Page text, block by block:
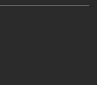
場合がございます。あら